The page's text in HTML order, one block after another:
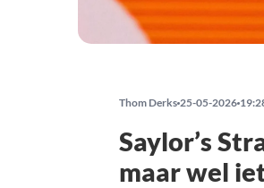
Thom Derks 25-05-2026
Saylor’s
maar wel